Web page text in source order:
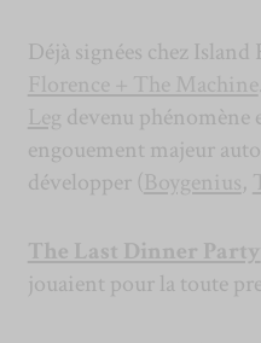
Déjà signées chez
Florence + The Machine
Leg devenu phénomène
engouement majeur
développer (Boygenius,
The Last Dinner Party
jouaient pour la toute